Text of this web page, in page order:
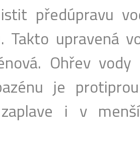
předúpravu
Takto upravená
Ohřev
je
i v